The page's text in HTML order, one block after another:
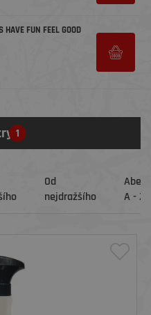
HAVE FUN FEEL GOOD
1
Od
nejdražšího
A - Z